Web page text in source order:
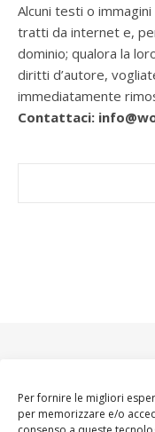
Per fornire le migliori
per memorizzare e/o
Alcuni testi o
tratti da internet e,
dominio; qualora la
diritti d’autore,
immediatamente
Contattaci: